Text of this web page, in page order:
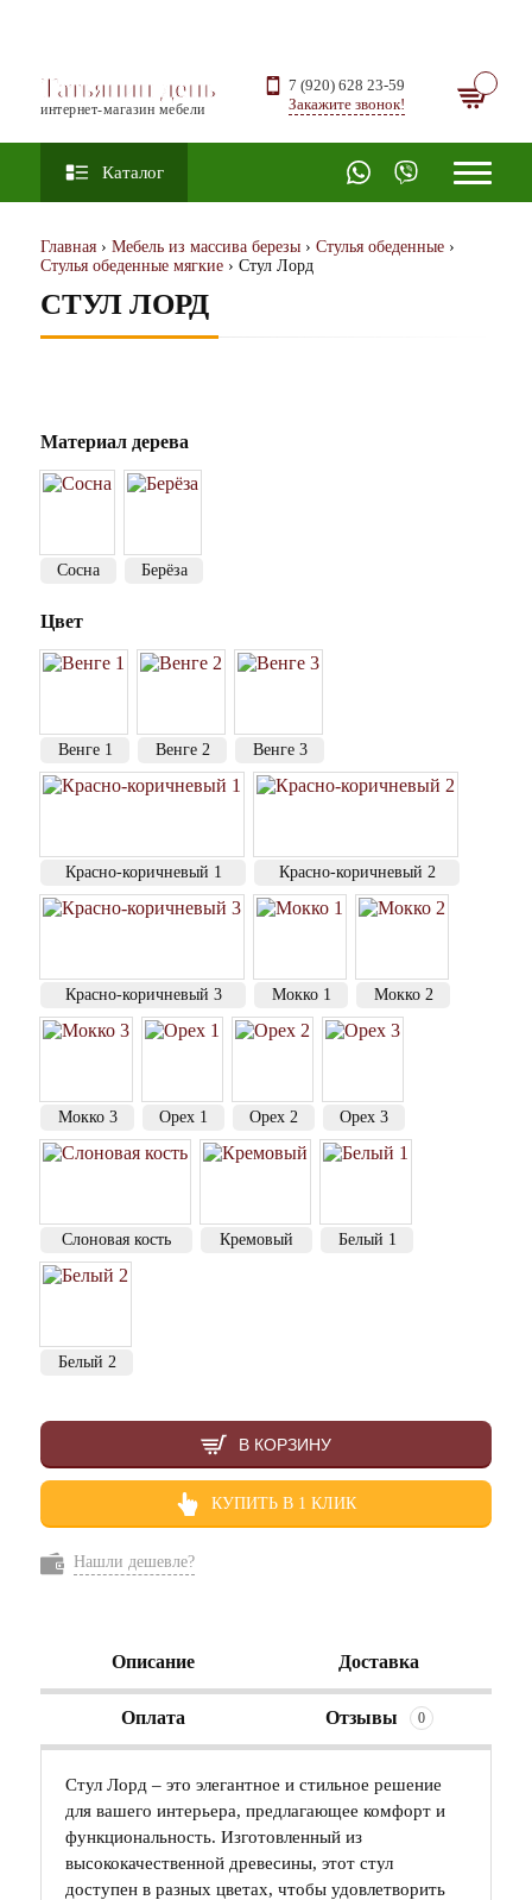
Татьянин день
интернет-магазин мебели
7 (920) 628 23-59
Закажите звонок!
Каталог
Главная › Мебель из массива березы › Стулья обеденные ›
Стулья обеденные мягкие › Стул Лорд
СТУЛ ЛОРД
Материал дерева
Сосна Берёза
Цвет
Венге 1 Венге 2 Венге 3
Красно-коричневый 1 Красно-коричневый 2
Красно-коричневый 3 Мокко 1 Мокко 2
Мокко 3 Орех 1 Орех 2 Орех 3
Слоновая кость Кремовый Белый 1
Белый 2
В КОРЗИНУ
КУПИТЬ В 1 КЛИК
Нашли дешевле?
Описание Доставка
Оплата Отзывы 0
Стул Лорд – это элегантное и стильное решение
для вашего интерьера, предлагающее комфорт и
функциональность. Изготовленный из
высококачественной древесины, этот стул
доступен в разных цветах, чтобы удовлетворить